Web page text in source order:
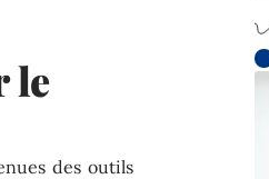
le
des outils